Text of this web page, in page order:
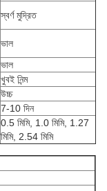
স্বর্ণ মুদ্রিত
ভাল
ভাল
খুবই নিন্ম
উচ্চ
7-10 দিন
0.5 মিমি, 1.0 মিমি, 1.27
মিমি, 2.54 মিমি